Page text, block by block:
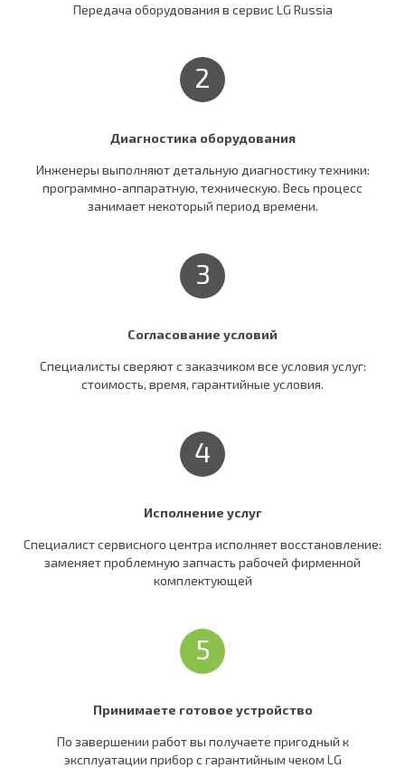
Передача оборудования в сервис LG Russia
2
Диагностика оборудования
Инженеры выполняют детальную диагностику техники:
программно-аппаратную, техническую. Весь процесс
занимает некоторый период времени.
3
Согласование условий
Специалисты сверяют c заказчиком все условия услуг:
стоимость, время, гарантийные условия.
4
Исполнение услуг
Специалист сервисного центра исполняет восстановление:
заменяет проблемную запчасть рабочей фирменной
комплектующей
5
Принимаете готовое устройство
По завершении работ вы получаете пригодный к
эксплуатации прибор c гарантийным чеком LG